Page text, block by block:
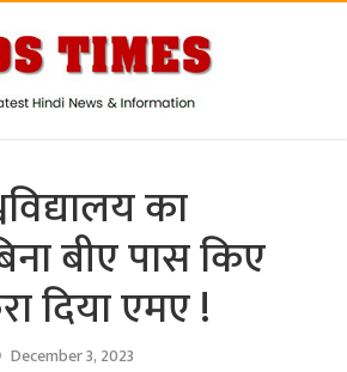
का
बीए पास किए
दिया एमए !
December 3, 2023